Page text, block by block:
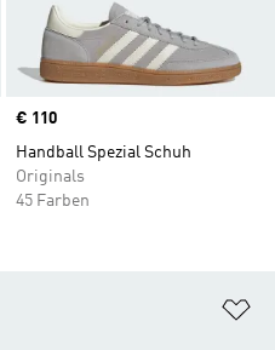
Price
€ 110
Handball Spezial Schuh
Originals
45 Farben